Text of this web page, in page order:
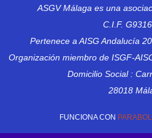
ASGV Málaga es una
C.I.F.
Pertenece a AISG Andalucía
Organización miembro de ISGF-
Domicilio Social :
28018
FUNCIONA CON